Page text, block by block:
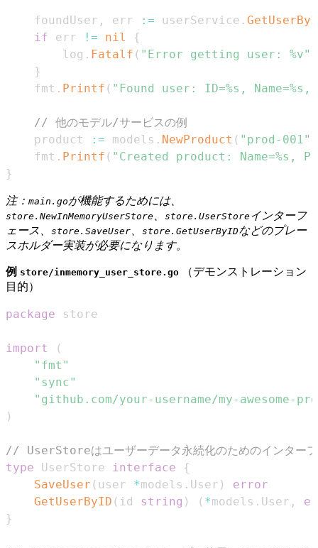
	foundUser
, err := userService .
if err != nil
{
		log
. Fatalf ( "Error getting user: %v"
}
	fmt
. Printf ( "Found user: ID=%s, Name=%s,
// 他のモデル/サービスの例
	product
:= models . NewProduct ( "prod-001"
	fmt
. Printf ( "Created product: Name=%s,
}
注： main.go が機能するためには、
store.NewInMemoryUserStore、 store.UserStoreインターフ
ェース、 store.SaveUser、 store.GetUserByIDなどのプレー
スホルダー実装が必要になります。
例 store/inmemory_user_store.go （デモンストレーション
目的）
package
import
(
"fmt"
"sync"
"github.com/your-username/my-awesome-
)
// UserStoreはユーザーデータ永続化のためのインターフ
type UserStore interface
{
SaveUser ( user *models . User )
error
GetUserByID ( id string ) ( *models . User ,
}